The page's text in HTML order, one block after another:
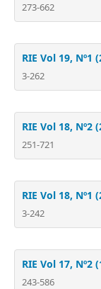
273-662
RIE Vol 19, Nº1
3-262
RIE Vol 18, Nº2
251-721
RIE Vol 18, Nº1
3-242
RIE Vol 17, Nº2
243-586